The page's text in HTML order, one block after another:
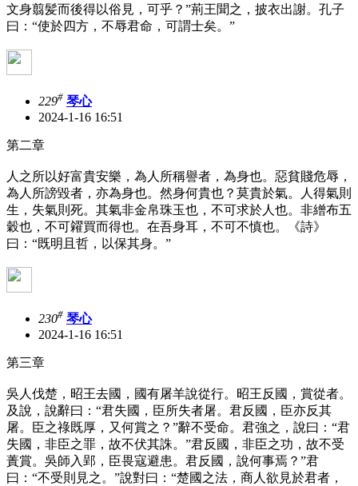
文身翦髪而後得以俗見，可乎？”荊王聞之，披衣出謝。孔子
曰：“使於四方，不辱君命，可謂士矣。”
229# 琴心
2024-1-16 16:51
第二章
人之所以好富貴安樂，為人所稱譽者，為身也。惡貧賤危辱，
為人所謗毀者，亦為身也。然身何貴也？莫貴於氣。人得氣則
生，失氣則死。其氣非金帛珠玉也，不可求於人也。非繒布五
穀也，不可糴買而得也。在吾身耳，不可不慎也。《詩》
曰：“既明且哲，以保其身。”
230# 琴心
2024-1-16 16:51
第三章
吳人伐楚，昭王去國，國有屠羊說從行。昭王反國，賞從者。
及說，說辭曰：“君失國，臣所失者屠。君反國，臣亦反其
屠。臣之祿既厚，又何賞之？”辭不受命。君強之，說曰：“君
失國，非臣之罪，故不伏其誅。”君反國，非臣之功，故不受
蔶賞。吳師入郢，臣畏寇避患。君反國，說何事焉？”君
曰：“不受則見之。”說對曰：“楚國之法，商人欲見於君者，